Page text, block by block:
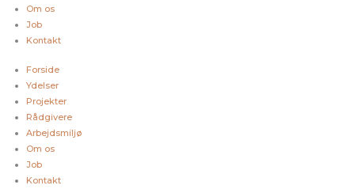
Om os
Job
Kontakt
Forside
Ydelser
Projekter
Rådgivere
Arbejdsmiljø
Om os
Job
Kontakt